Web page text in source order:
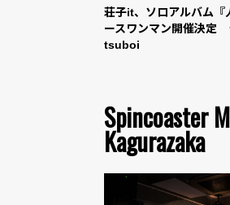
荘子it、ソロアルバム『
ースワンマン開催決定
tsuboi
Spincoaster
Kagurazaka